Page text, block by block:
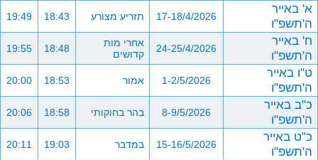
א' באייר
ה'תשפ"ו
17-18/4/2026 תזריע מצורע 18:43
19:49
ח' באייר
ה'תשפ"ו
24-25/4/2026
אחרי מות
קדושים
18:48
19:55
ט"ו באייר
ה'תשפ"ו
1-2/5/2026 אמור 18:53
20:00
כ"ב באייר
ה'תשפ"ו
8-9/5/2026 בהר בחוקותי 18:58
20:06
כ"ט באייר
ה'תשפ"ו
15-16/5/2026 במדבר 19:03
20:11